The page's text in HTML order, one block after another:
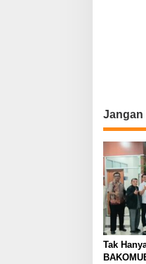
Jangan
Tak